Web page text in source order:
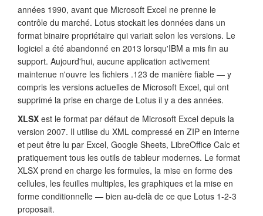
années 1990, avant que Microsoft Excel ne prenne le
contrôle du marché. Lotus stockait les données dans un
format binaire propriétaire qui variait selon les versions. Le
logiciel a été abandonné en 2013 lorsqu'IBM a mis fin au
support. Aujourd'hui, aucune application activement
maintenue n'ouvre les fichiers .123 de manière fiable — y
compris les versions actuelles de Microsoft Excel, qui ont
supprimé la prise en charge de Lotus il y a des années.
XLSX est le format par défaut de Microsoft Excel depuis la
version 2007. Il utilise du XML compressé en ZIP en interne
et peut être lu par Excel, Google Sheets, LibreOffice Calc et
pratiquement tous les outils de tableur modernes. Le format
XLSX prend en charge les formules, la mise en forme des
cellules, les feuilles multiples, les graphiques et la mise en
forme conditionnelle — bien au-delà de ce que Lotus 1-2-3
proposait.